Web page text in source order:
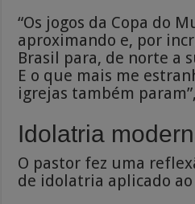
“Os jogos da Copa do
aproximando e, por
Brasil para, de norte a
E o que mais me
igrejas também
Idolatria
O pastor fez uma
de idolatria aplicado